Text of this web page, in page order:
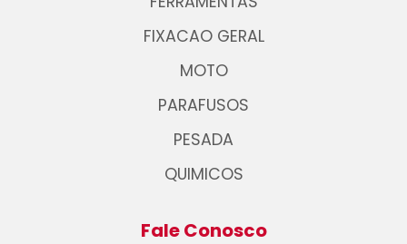
FIXACAO GERAL
MOTO
PARAFUSOS
PESADA
QUIMICOS
Fale Conosco